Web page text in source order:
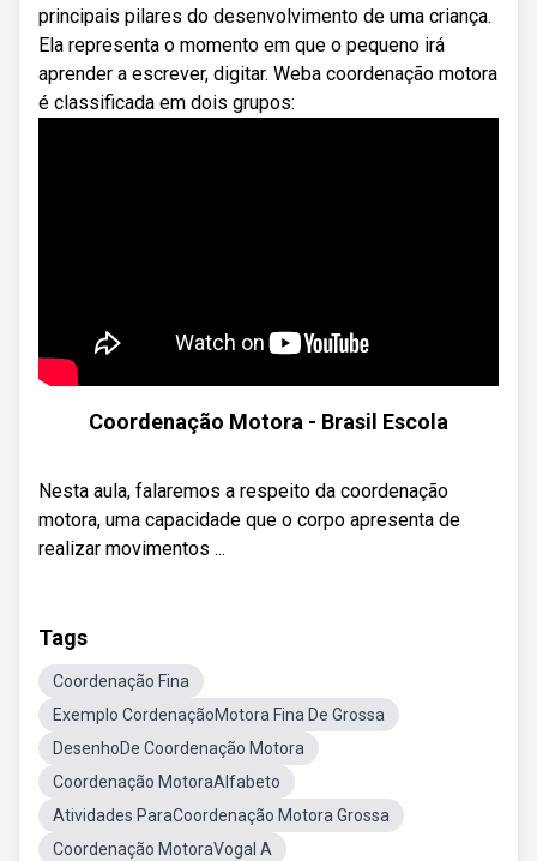
principais pilares do desenvolvimento de uma criança.
Ela representa o momento em que o pequeno irá
aprender a escrever, digitar. Weba coordenação motora
é classificada em dois grupos:
Coordenação Motora - Brasil Escola
Nesta aula, falaremos a respeito da coordenação
motora, uma capacidade que o corpo apresenta de
realizar movimentos ...
Tags
Coordenação Fina
Exemplo CordenaçãoMotora Fina De Grossa
DesenhoDe Coordenação Motora
Coordenação MotoraAlfabeto
Atividades ParaCoordenação Motora Grossa
Coordenação MotoraVogal A